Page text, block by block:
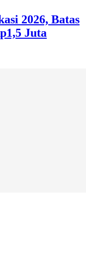
2026, Batas
Juta